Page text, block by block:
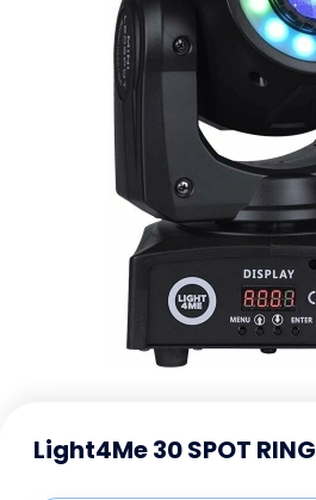
Light4Me 30 SPOT